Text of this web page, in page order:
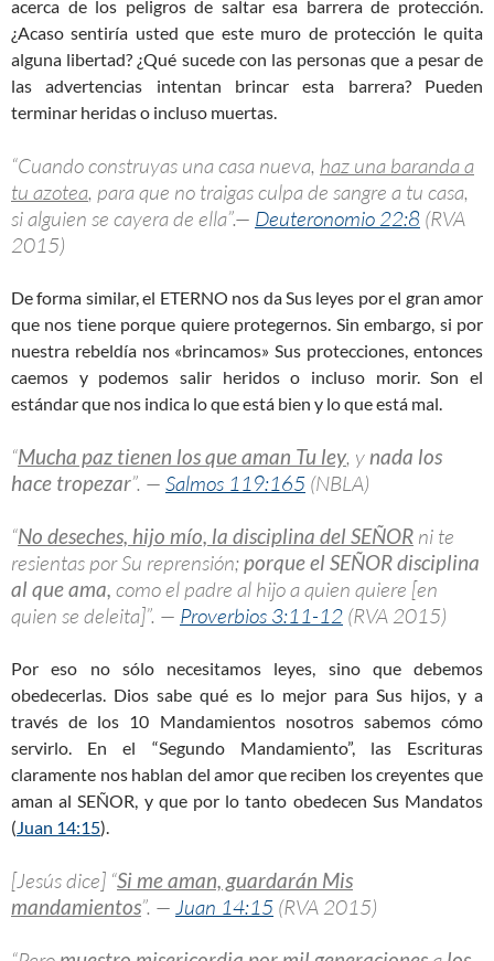
acerca de los peligros de saltar esa barrera de protección.
¿Acaso sentiría usted que este muro de protección le quita
alguna libertad? ¿Qué sucede con las personas que a pesar de
las advertencias intentan brincar esta barrera? Pueden
terminar heridas o incluso muertas.
“Cuando construyas una casa nueva, haz una baranda a
tu azotea, para que no traigas culpa de sangre a tu casa,
si alguien se cayera de ella”.— Deuteronomio 22:8 (RVA
2015)
De forma similar, el ETERNO nos da Sus leyes por el gran amor
que nos tiene porque quiere protegernos. Sin embargo, si por
nuestra rebeldía nos «brincamos» Sus protecciones, entonces
caemos y podemos salir heridos o incluso morir. Son el
estándar que nos indica lo que está bien y lo que está mal.
“Mucha paz tienen los que aman Tu ley, y nada los
hace tropezar”. — Salmos 119:165 (NBLA)
“No deseches, hijo mío, la disciplina del SEÑOR ni te
resientas por Su reprensión;porque el SEÑOR disciplina
al que ama, como el padre al hijo a quien quiere [en
quien se deleita]”. — Proverbios 3:11-12 (RVA 2015)
Por eso no sólo necesitamos leyes, sino que debemos
obedecerlas. Dios sabe qué es lo mejor para Sus hijos, y a
través de los 10 Mandamientos nosotros sabemos cómo
servirlo. En el “Segundo Mandamiento”, las Escrituras
claramente nos hablan del amor que reciben los creyentes que
aman al SEÑOR, y que por lo tanto obedecen Sus Mandatos
(Juan 14:15).
[Jesús dice] “Si me aman, guardarán Mis
mandamientos”. — Juan 14:15 (RVA 2015)